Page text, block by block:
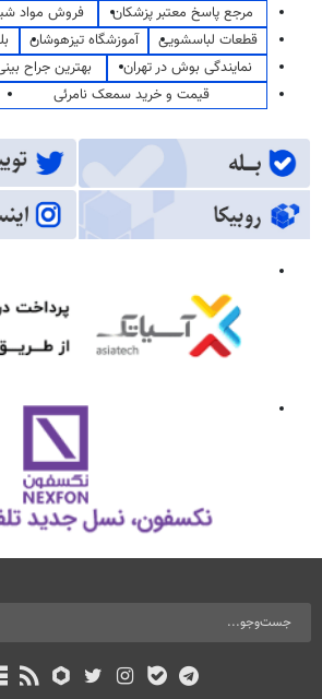
مرجع پاسخ معتبر پزشکان
فروش مواد
قطعات لباسشویی
آموزشگاه تیزهوشان
نمایندگی بوش در تهران
بهترین جراح
قیمت و خرید سمعک نامرئی